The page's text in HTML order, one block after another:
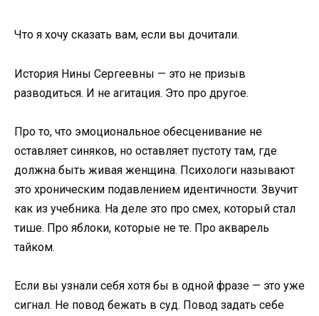
Что я хочу сказать вам, если вы дочитали.
История Нины Сергеевны — это не призыв
разводиться. И не агитация. Это про другое.
Про то, что эмоциональное обесценивание не
оставляет синяков, но оставляет пустоту там, где
должна быть живая женщина. Психологи называют
это хроническим подавлением идентичности. Звучит
как из учебника. На деле это про смех, который стал
тише. Про яблоки, которые не те. Про акварель
тайком.
Если вы узнали себя хотя бы в одной фразе — это уже
сигнал. Не повод бежать в суд. Повод задать себе